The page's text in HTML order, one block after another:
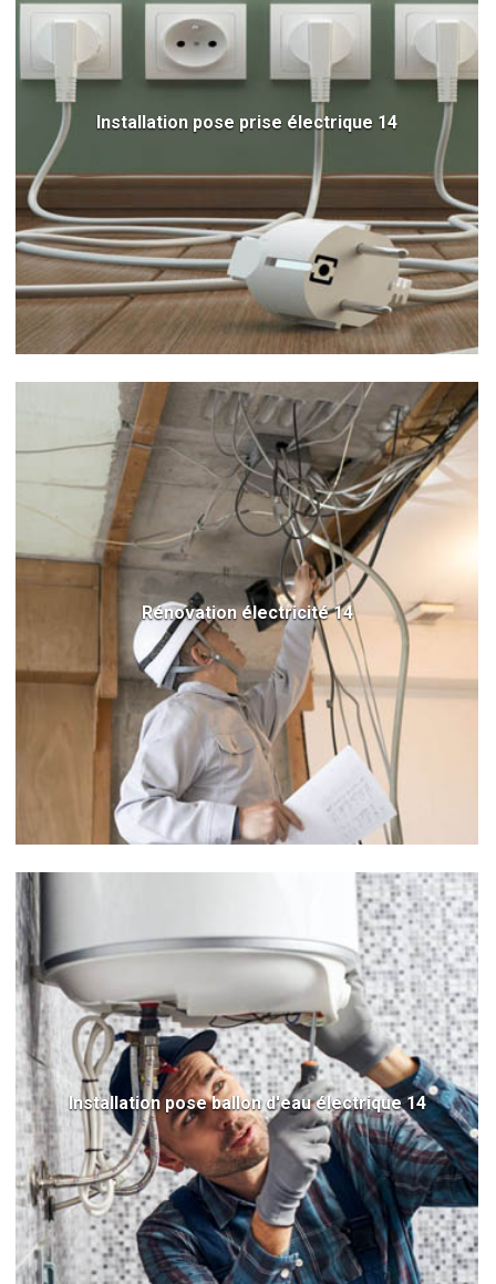
Installation pose prise électrique 14
Rénovation électricité 14
Installation pose ballon d'eau électrique 14